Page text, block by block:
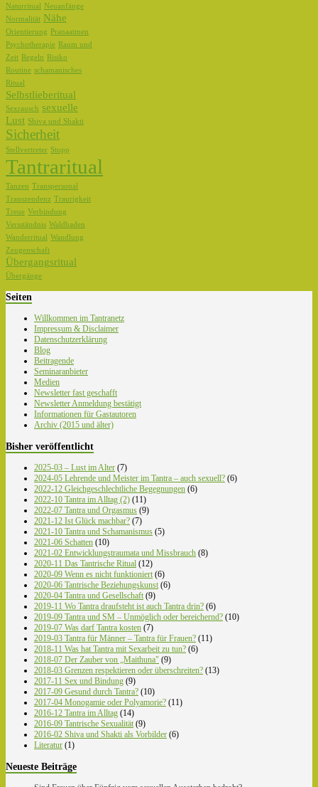
Naturritual
Neuanfänge
Normalität Nähe
Orientierung
Pranaatmen
Psychotherapie Raum und
Zeit Regeln
Risiko
Routine schamanisches
Ritual
Selbstlieberitual
Sexrausch sexuelle
Lust Shiva und Shakti
Sicherheit
Stellvertreter Stopp
Tantraritual
Tanzen Transpersonal
Transzendenz Traurigkeit
Treue Verbindung
Versständnis Waldbaden
Wanderritual Wandlung
Zeugenschaft
Übergangsritual
Übergänge
Seiten
Willkommen im Tantranetz
Impressum & Disclaimer
Datenschutzerklärung
Blog
Beitragende
Seminaranbieter
Medien
Newsletter fast geschafft
Newsletter Anmeldung bestätigt
Informationen für Gastautoren
Archiv (2015 und älter)
Bisher veröffentlicht
2025-03 – Lust im Alter (7)
2024-05 Lehrende und Meister im Tantra – auch sexuell? (6)
2022-12 Gleichgeschlechtliche Begegnungen (6)
2022-10 Tantra im Alltag (2) (11)
2022-07 Tantra und Orgasmus (9)
2021-12 Ist Glück machbar? (7)
2021-10 Tantra und Schamanismus (5)
2021-06 Schatten (10)
2021-02 Entwicklungstraumata und Missbrauch (8)
2020-11 Das Tantrische Ritual (12)
2020-09 Wenn es nicht funktioniert (6)
2020-06 Tantrische Beziehungskunst (6)
2020-04 Tantra und Gesellschaft (9)
2019-11 Wo Tantra draufsteht ist auch Tantra drin? (6)
2019-09 Tantra und SM – Unmöglich oder bereichernd? (10)
2019-07 Was darf Tantra kosten (7)
2019-03 Tantra für Männer – Tantra für Frauen? (11)
2018-11 Was hat Tantra mit Sexarbeit zu tun? (6)
2018-07 Der Zauber von „Maithuna" (9)
2018-03 Grenzen respektieren oder überschreiten? (13)
2017-11 Sex und Bindung (9)
2017-09 Gesund durch Tantra? (10)
2017-04 Monogamie oder Polyamorie? (11)
2016-12 Tantra im Alltag (14)
2016-09 Tantrische Sexualität (9)
2016-02 Shiva und Shakti als Vorbilder (6)
Literatur (1)
Neueste Beiträge